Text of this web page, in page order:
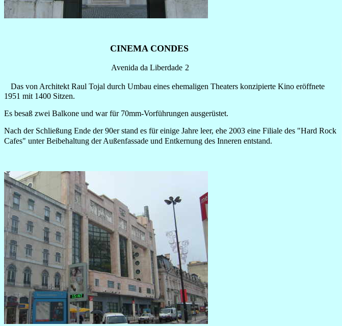
CINEMA CONDES
Avenida da Liberdade 2
Das von Architekt Raul Tojal durch Umbau eines ehemaligen Theaters konzipierte Kino eröffnete
1951 mit 1400 Sitzen.
Es besaß zwei Balkone und war für 70mm-Vorführungen ausgerüstet.
Nach der Schließung Ende der 90er stand es für einige Jahre leer, ehe 2003 eine Filiale des "Hard Rock
Cafes" unter Beibehaltung der Außenfassade und Entkernung des Inneren entstand.